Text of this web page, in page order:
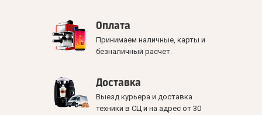
Оплата
Принимаем наличные, карты и
безналичный расчет.
Доставка
Выезд курьера и доставка
техники в СЦ и на адрес от 30